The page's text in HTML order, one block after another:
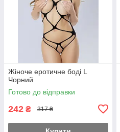
Жіноче еротичне боді L
Чорний
Готово до відправки
242 ₴ 317 ₴